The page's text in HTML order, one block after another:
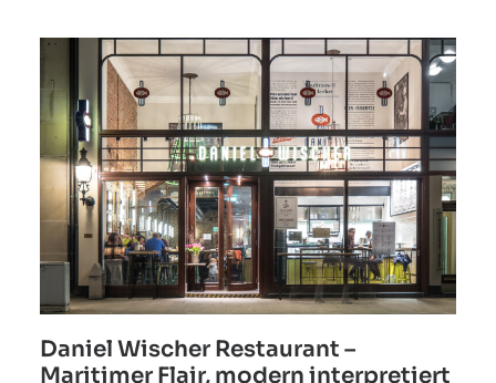
Daniel Wischer Restaurant –
Maritimer Flair, modern interpretiert